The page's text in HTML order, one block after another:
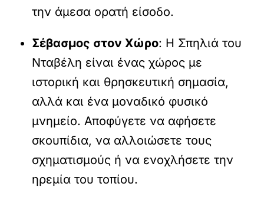
την άμεσα ορατή είσοδο.
Σέβασμος στον Χώρο: Η Σπηλιά του
Νταβέλη είναι ένας χώρος με
ιστορική και θρησκευτική σημασία,
αλλά και ένα μοναδικό φυσικό
μνημείο. Αποφύγετε να αφήσετε
σκουπίδια, να αλλοιώσετε τους
σχηματισμούς ή να ενοχλήσετε την
ηρεμία του τοπίου.